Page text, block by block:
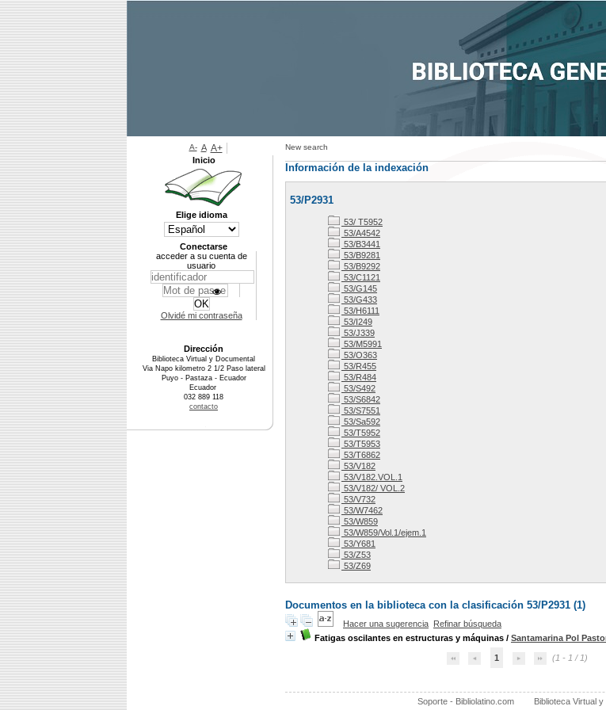
New search
Información de la indexación
53/P2931
53/ T5952
53/A4542
53/B3441
53/B9281
53/B9292
53/C1121
53/G145
53/G433
53/H6111
53/I249
53/J339
53/M5991
53/O363
53/R455
53/R484
53/S492
53/S6842
53/S7551
53/Sa592
53/T5952
53/T5953
53/T6862
53/V182
53/V182.VOL.1
53/V182/ VOL.2
53/V732
53/W7462
53/W859
53/W859/Vol.1/ejem.1
53/Y681
53/Z53
53/Z69
Documentos en la biblioteca con la clasificación 53/P2931 (1)
Hacer una sugerencia Refinar búsqueda
Fatigas oscilantes en estructuras y máquinas / Santamarina Pol
1 (1 - 1 / 1)
Soporte - Bibliolatino.com Biblioteca Virtual
A- A A+
Inicio
Elige idioma
Conectarse
acceder a su cuenta de
usuario
Olvidé mi contraseña
Dirección
Biblioteca Virtual y Documental
Via Napo kilometro 2 1/2 Paso lateral
Puyo - Pastaza - Ecuador
Ecuador
032 889 118
contacto